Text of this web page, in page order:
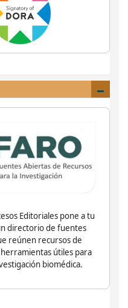
Editoriales pone a tu
directorio de fuentes
reúnen recursos de
útiles para
biomédica.